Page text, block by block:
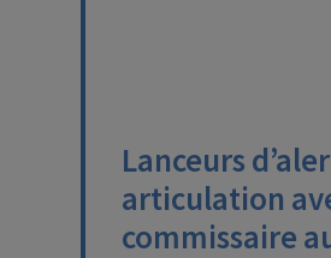
Lanceurs
articulation
commissaire